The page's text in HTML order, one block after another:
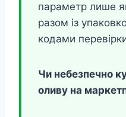
параметр лише
разом із
кодами
Чи небезпечно
оливу на